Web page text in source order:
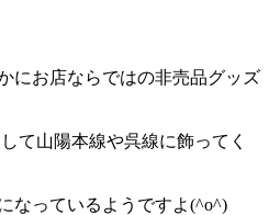
にお店ならではの非売品グッズ
て山陽本線や呉線に飾ってく
なっているようですよ(^o^)